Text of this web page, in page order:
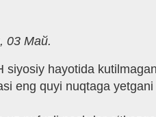
03 Май.
siyosiy hayotida
eng quyi nuqtaga